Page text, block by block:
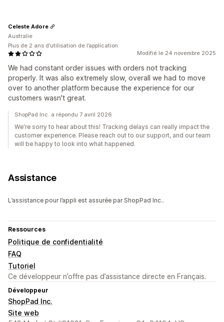
Modifié le 24 novembre 2025
We had constant order issues with orders not tracking
properly. It was also extremely slow, overall we had to move
over to another platform because the experience for our
customers wasn't great.
Celeste Adore
Australie
Plus de 2 ans d’utilisation de l’application
ShopPad Inc. a répondu 7 avril 2026
We're sorry to hear about this! Tracking delays can really impact the
customer experience. Please reach out to our support, and our team
will be happy to look into what happened.
Assistance
L’assistance pour l’appli est assurée par ShopPad Inc..
Ressources
Politique de confidentialité
FAQ
Tutoriel
Ce développeur n’offre pas d’assistance directe en Français.
Développeur
ShopPad Inc.
Site web